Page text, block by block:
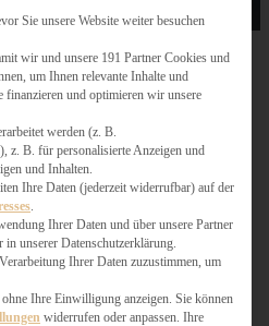
Sie unsere Website weiter besuchen
wir und unsere 191 Partner Cookies und
um Ihnen relevante Inhalte und
finanzieren und optimieren wir unsere
werden (z. B.
z. B. für personalisierte Anzeigen und
und Inhalten.
Ihre Daten (jederzeit widerrufbar) auf der
Ihrer Daten und über unsere Partner
in unserer Datenschutzerklärung.
Ihrer Daten zuzustimmen, um
Ihre Einwilligung anzeigen. Sie können
widerrufen oder anpassen. Ihre